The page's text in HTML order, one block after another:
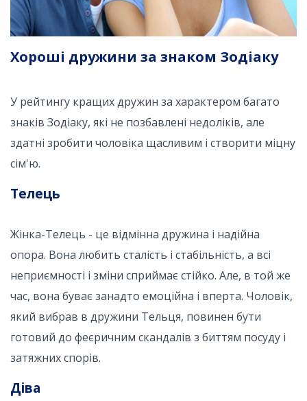
Хороші дружини за знаком Зодіаку
У рейтингу кращих дружин за характером багато
знаків Зодіаку, які не позбавлені недоліків, але
здатні зробити чоловіка щасливим і створити міцну
сім'ю.
Телець
Жінка-Телець - це відмінна дружина і надійна
опора. Вона любить сталість і стабільність, а всі
неприємності і зміни сприймає стійко. Але, в той же
час, вона буває занадто емоційна і вперта. Чоловік,
який вибрав в дружини Тельця, повинен бути
готовий до феєричним скандалів з биттям посуду і
затяжних спорів.
Діва